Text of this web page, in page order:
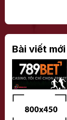
Bài viết mới